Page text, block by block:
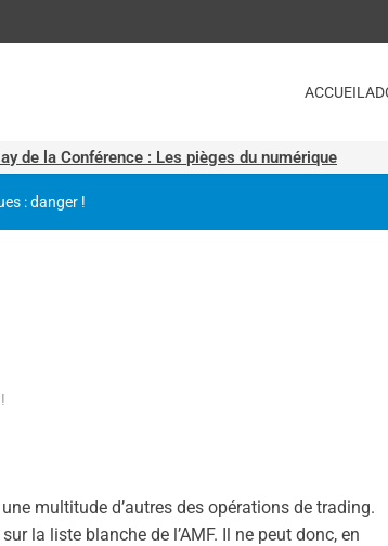
ACCUEIL
de la Conférence : Les pièges du numérique
: danger !
multitude d’autres des opérations de trading.
la liste blanche de l’AMF. Il ne peut donc, en